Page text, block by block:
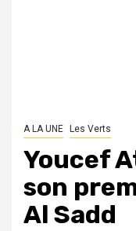
A LA UNE Les Verts
Youcef
son
Al Sadd